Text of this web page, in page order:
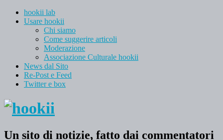
hookii lab
Usare hookii
Chi siamo
Come suggerire articoli
Moderazione
Associazione Culturale hookii
News dal Sito
Re-Post e Feed
Twitter e box
Un sito di notizie, fatto dai commentatori